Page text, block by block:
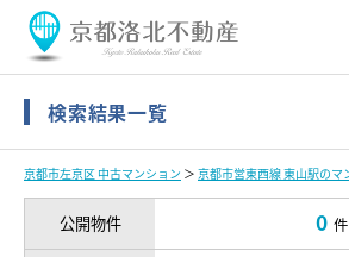
検索結果一覧
京都市左京区 中古マンション ＞ 京都市営東西線 東山駅のマ
公開物件 0 件